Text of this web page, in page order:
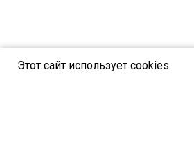
Этот сайт использует cookies